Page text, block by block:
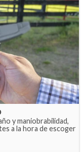
y maniobrabilidad,
a la hora de escoger